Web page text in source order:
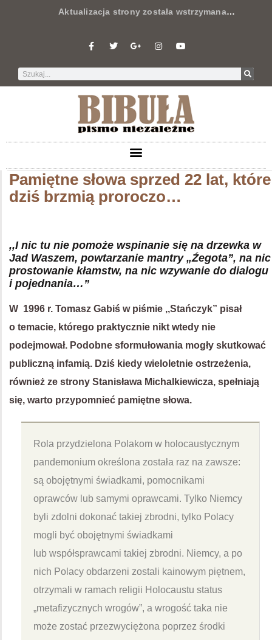
Aktualizacja strony została wstrzymana…
Pamiętne słowa sprzed 22 lat, które
dziś brzmią proroczo…
,,I nic tu nie pomoże wspinanie się na drzewka w
Jad Waszem, powtarzanie mantry „Źegota”, na nic
prostowanie kłamstw, na nic wzywanie do dialogu
i pojednania…”
W 1996 r. Tomasz Gabiś w piśmie ,,Stańczyk” pisał
o temacie, którego praktycznie nikt wtedy nie
podejmował. Podobne sformułowania mogły skutkować
publiczną infamią. Dziś kiedy wieloletnie ostrzeżenia,
również ze strony Stanisława Michalkiewicza, spełniają
się, warto przypomnieć pamiętne słowa.
Rola przydzielona Polakom w holocaustycznym
pandemonium określona została raz na zawsze:
są obojętnymi świadkami, pomocnikami
oprawców lub samymi oprawcami. Tylko Niemcy
byli zdolni dokonać takiej zbrodni, tylko Polacy
mogli być obojętnymi świadkami
lub współsprawcami takiej zbrodni. Niemcy, a po
nich Polacy obdarzeni zostali kainowym piętnem,
otrzymali w ramach religii Holocaustu status
„metafizycznych wrogów”, a wrogość taka nie
może zostać przezwyciężona poprzez środki